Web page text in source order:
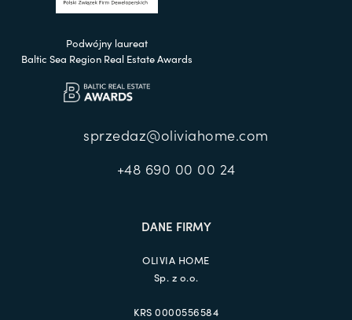
Podwójny laureat
Baltic Sea Region Real Estate Awards
sprzedaz@oliviahome.com
+48 690 00 00 24
DANE FIRMY
OLIVIA HOME
Sp. z o.o.
KRS 0000556584